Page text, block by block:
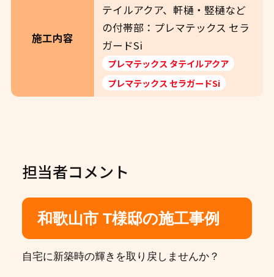
施工内容
テイルアクア、軒樋・竪樋など
の付帯部：プレマテックス セラ
ガードSi
プレマテックス タテイルアクア
プレマテックス セラガードSi
担当者コメント
和歌山市 T様邸の施工事例
自宅に新築時の輝きを取り戻しませんか？